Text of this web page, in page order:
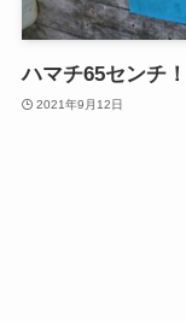
ハマチ65センチ
2021年9月12日